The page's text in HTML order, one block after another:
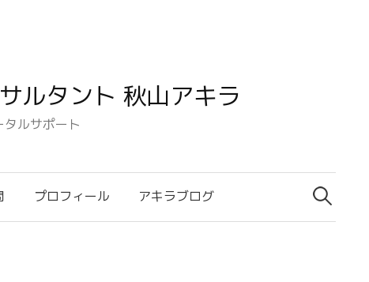
ルタント 秋山アキラ
ルサポート
プロフィール アキラブログ
検
索: